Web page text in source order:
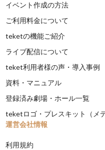
イベント作成の方法
ご利用料金について
teketの機能ご紹介
ライブ配信について
teket利用者様の声・導入事例
資料・マニュアル
登録済み劇場・ホール一覧
teketロゴ・プレスキット（メ
運営会社情報
利用規約